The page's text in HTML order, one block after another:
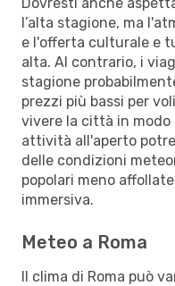
l’alta stagione, ma
e l'offerta culturale e
alta. Al contrario, i
stagione
prezzi più bassi per
vivere la città in
attività all'aperto
delle condizioni
popolari meno
immersiva.
Meteo a Roma
Il clima di Roma può